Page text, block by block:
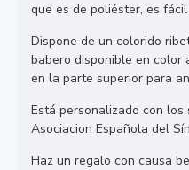
que es de poliéster, es
Dispone de un colorido
babero disponible en color
en la parte superior para
Está personalizado con los
Asociacion Española del
Haz un regalo con causa